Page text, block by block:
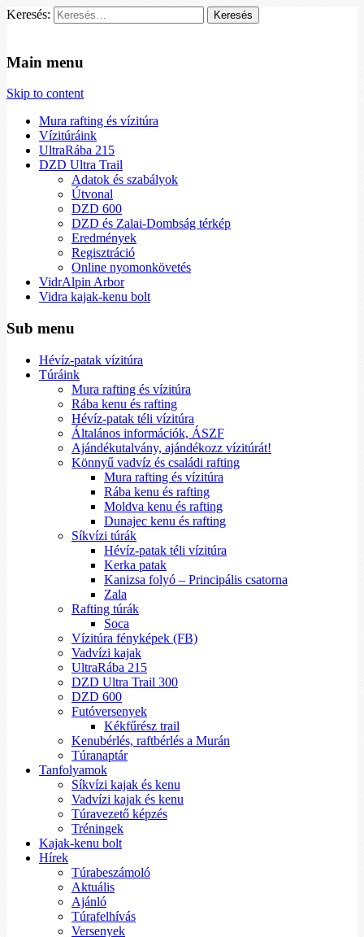
Keresés:
Main menu
Skip to content
Mura rafting és vízitúra
Vízitúráink
UltraRába 215
DZD Ultra Trail
Adatok és szabályok
Útvonal
DZD 600
DZD és Zalai-Dombság térkép
Eredmények
Regisztráció
Online nyomonkövetés
VidrAlpin Arbor
Vidra kajak-kenu bolt
Sub menu
Hévíz-patak vízitúra
Túráink
Mura rafting és vízitúra
Rába kenu és rafting
Hévíz-patak téli vízitúra
Általános információk, ÁSZF
Ajándékutalvány, ajándékozz vízitúrát!
Könnyű vadvíz és családi rafting
Mura rafting és vízitúra
Rába kenu és rafting
Moldva kenu és rafting
Dunajec kenu és rafting
Síkvízi túrák
Hévíz-patak téli vízitúra
Kerka patak
Kanizsa folyó – Principális csatorna
Zala
Rafting túrák
Soca
Vízitúra fényképek (FB)
Vadvízi kajak
UltraRába 215
DZD Ultra Trail 300
DZD 600
Futóversenyek
Kékfűrész trail
Kenubérlés, raftbérlés a Murán
Túranaptár
Tanfolyamok
Síkvízi kajak és kenu
Vadvízi kajak és kenu
Túravezető képzés
Tréningek
Kajak-kenu bolt
Hírek
Túrabeszámoló
Aktuális
Ajánló
Túrafelhívás
Versenyek